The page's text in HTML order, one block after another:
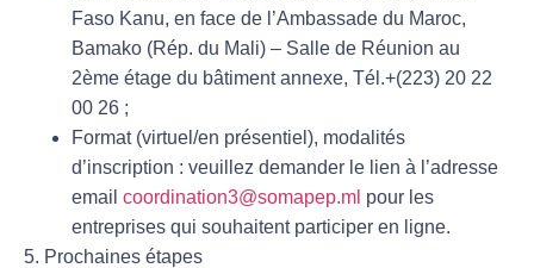
Faso Kanu, en face de l’Ambassade du Maroc,
Bamako (Rép. du Mali) – Salle de Réunion au
2ème étage du bâtiment annexe, Tél.+(223) 20 22
00 26 ;
Format (virtuel/en présentiel), modalités
d’inscription : veuillez demander le lien à l’adresse
email coordination3@somapep.ml pour les
entreprises qui souhaitent participer en ligne.
5. Prochaines étapes